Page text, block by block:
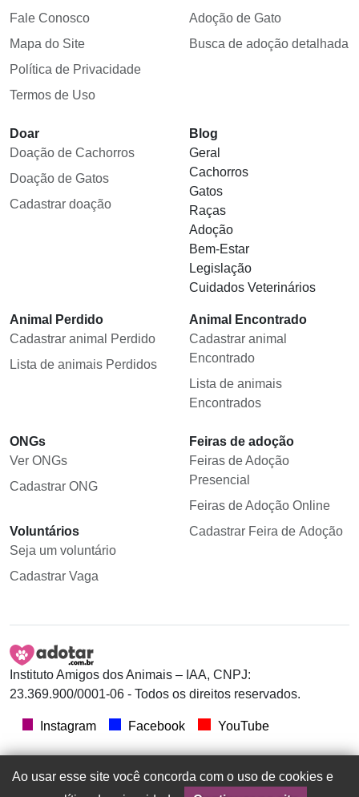
Fale Conosco
Mapa do Site
Política de Privacidade
Termos de Uso
Adoção de Gato
Busca de adoção detalhada
Doar
Doação de Cachorros
Doação de Gatos
Cadastrar doação
Blog
Geral
Cachorros
Gatos
Raças
Adoção
Bem-Estar
Legislação
Cuidados Veterinários
Animal Perdido
Cadastrar animal Perdido
Lista de animais Perdidos
Animal Encontrado
Cadastrar animal
Encontrado
Lista de animais
Encontrados
ONGs
Ver ONGs
Cadastrar ONG
Voluntários
Seja um voluntário
Cadastrar Vaga
Feiras de adoção
Feiras de Adoção
Presencial
Feiras de Adoção Online
Cadastrar Feira de Adoção
Instituto Amigos dos Animais – IAA, CNPJ:
23.369.900/0001-06 - Todos os direitos reservados.
Instagram Facebook YouTube
Ao usar esse site você concorda com o uso de cookies e